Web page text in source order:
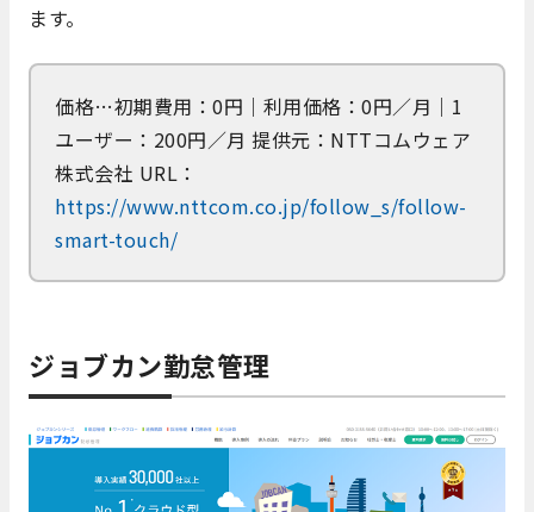
ます。
価格…初期費用：0円｜利用価格：0円／月｜1
ユーザー：200円／月 提供元：NTTコムウェア
株式会社 URL：
https://www.nttcom.co.jp/follow_s/follow-
smart-touch/
ジョブカン勤怠管理